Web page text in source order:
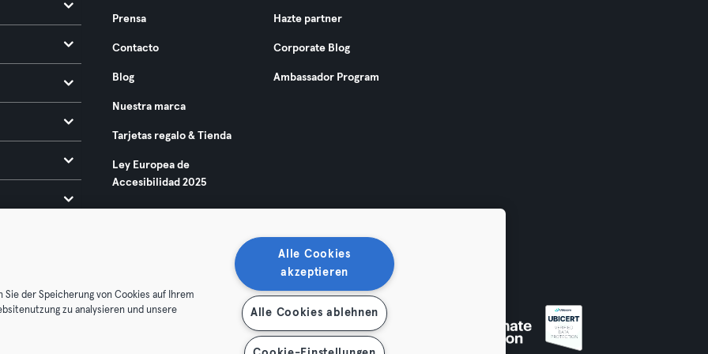
Prensa
Contacto
Blog
Nuestra marca
Tarjetas regalo & Tienda
Ley Europea de
Accesibilidad 2025
Hazte partner
Corporate Blog
Ambassador Program
Rescindir contratos aquí
der Speicherung von Cookies auf Ihrem
zu analysieren und unsere
Alle Cookies
akzeptieren
Alle Cookies ablehnen